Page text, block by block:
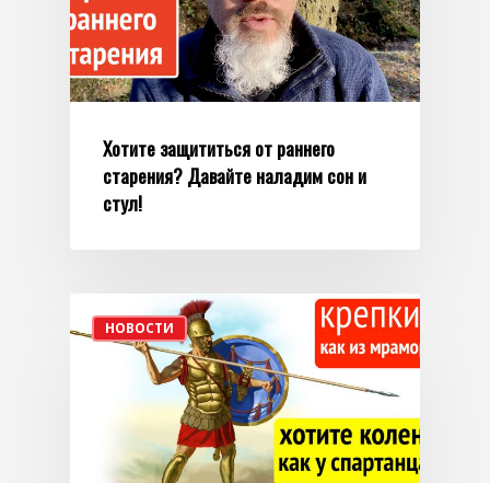
Хотите защититься от раннего
старения? Давайте наладим сон и
стул!
НОВОСТИ
войны», январь 2026
Семинар «Внимание!
сентябрь 2025
Ретрит, весна 2025
Семинар, 2021
Ретрит, 2019
Семинар, 2019
Другие семинары